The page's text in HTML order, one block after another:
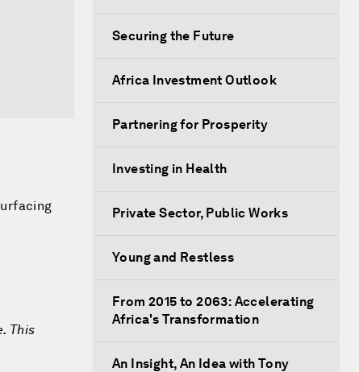
This
Securing the Future
Africa Investment Outlook
Partnering for Prosperity
Investing in Health
Private Sector, Public Works
Young and Restless
From 2015 to 2063: Accelerating
Africa's Transformation
An Insight, An Idea with Tony